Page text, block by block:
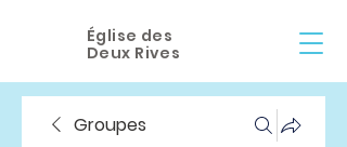
Église des
Deux Rives
Groupes